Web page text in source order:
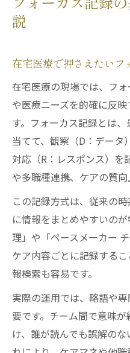
説
在宅医療で押さえたいフ
在宅医療の現場では、フ
や医療ニーズを的確に反
す。フォーカス記録とは
当てて、観察（D：データ
対応（R：レスポンス）を
や多職種連携、ケアの質向
この記録方式は、従来の
に情報をまとめやすいの
理」や「ペースメーカー
ケア内容ごとに記録する
報検索も容易です。
実際の運用では、略語や
要です。チーム間で意味
け、誰が読んでも誤解の